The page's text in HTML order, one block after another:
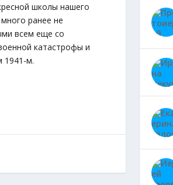
школы нашего
ранее не
всем еще со
катастрофы и
1941-м.